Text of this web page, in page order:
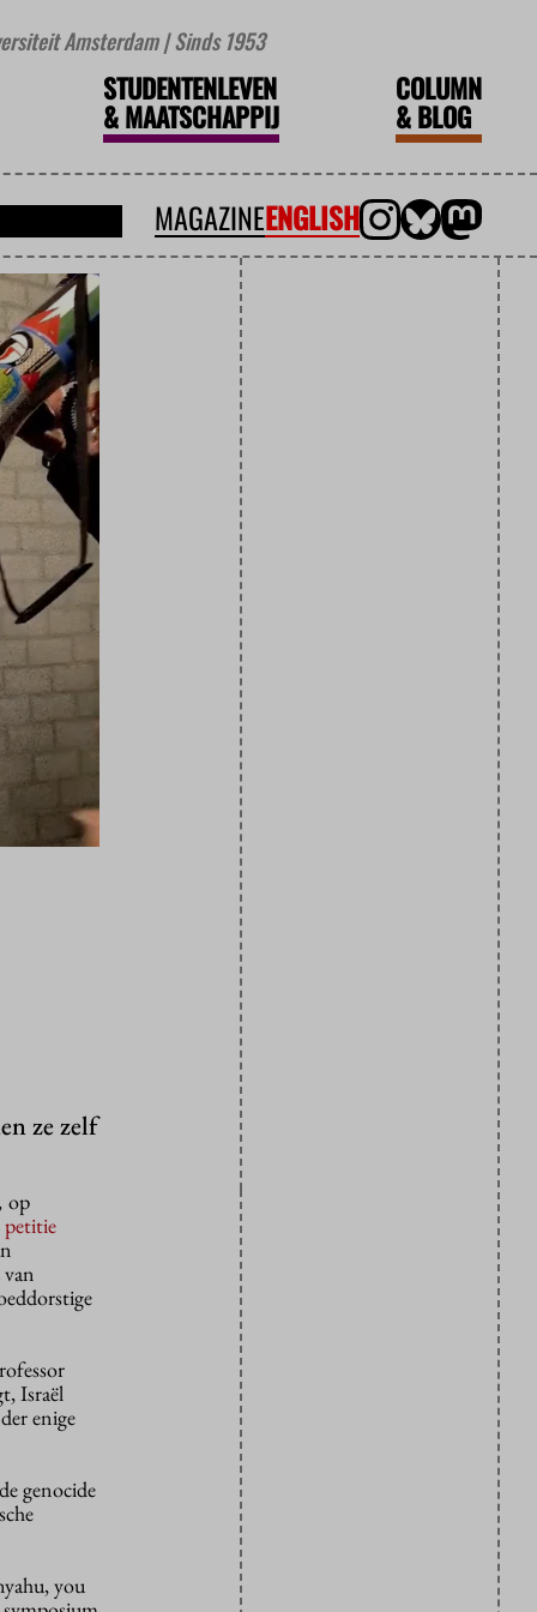
Amsterdam | Sinds 1953
STUDENTENLEVEN
&MAATSCHAPPIJ
COLUMN
&BLOG
MAGAZINEENGLISH
ze zelf
, op
petitie
Israël
enige
genocide
you